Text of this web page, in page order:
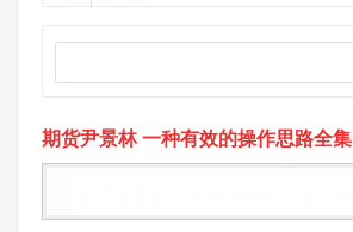
期货尹景林 一种有效的操作思路全集